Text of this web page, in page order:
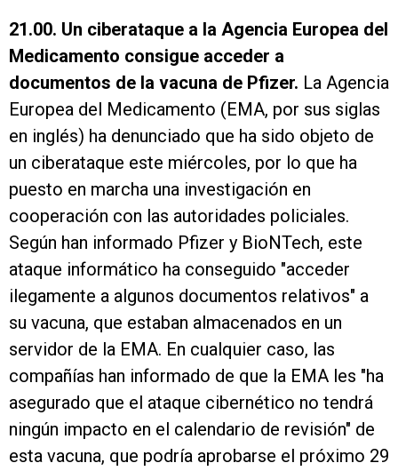
21.00. Un ciberataque a la Agencia Europea del
Medicamento consigue acceder a
documentos de la vacuna de Pfizer. La Agencia
Europea del Medicamento (EMA, por sus siglas
en inglés) ha denunciado que ha sido objeto de
un ciberataque este miércoles, por lo que ha
puesto en marcha una investigación en
cooperación con las autoridades policiales.
Según han informado Pfizer y BioNTech, este
ataque informático ha conseguido "acceder
ilegamente a algunos documentos relativos" a
su vacuna, que estaban almacenados en un
servidor de la EMA. En cualquier caso, las
compañías han informado de que la EMA les "ha
asegurado que el ataque cibernético no tendrá
ningún impacto en el calendario de revisión" de
esta vacuna, que podría aprobarse el próximo 29